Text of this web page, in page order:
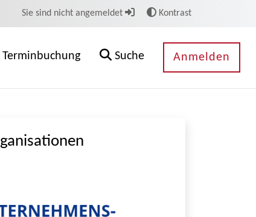
Sie sind nicht angemeldet Kontrast
Terminbuchung Suche Anmelden